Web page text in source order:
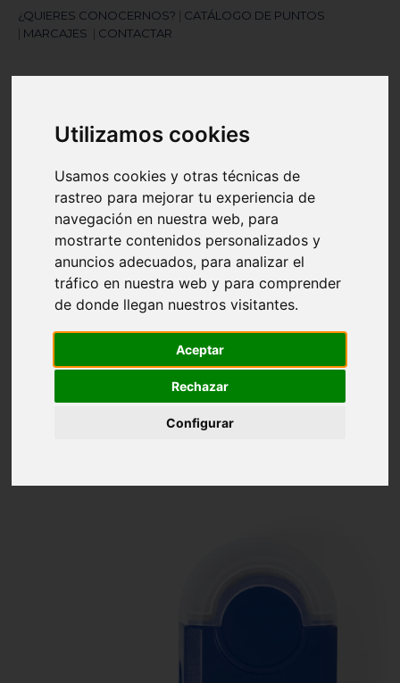
Utilizamos cookies
Usamos cookies y otras técnicas de
rastreo para mejorar tu experiencia de
navegación en nuestra web, para
mostrarte contenidos personalizados y
anuncios adecuados, para analizar el
tráfico en nuestra web y para comprender
de donde llegan nuestros visitantes.
Aceptar
Rechazar
Configurar
¿QUIERES CONOCERNOS? | CATÁLOGO DE PUNTOS
| MARCAJES | CONTACTAR
¿Necesitas ayuda?
945 121 003
Navegación
search
Inicio Set de goma y sacapuntas